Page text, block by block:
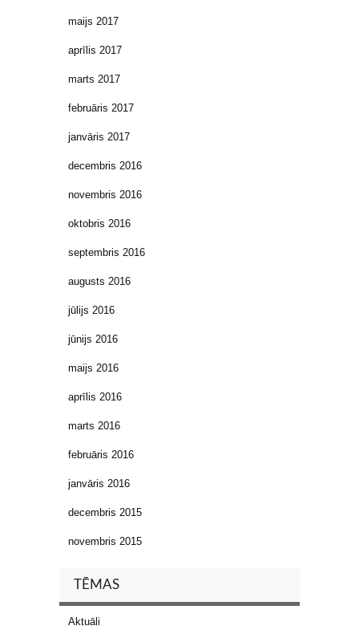
maijs 2017
aprīlis 2017
marts 2017
februāris 2017
janvāris 2017
decembris 2016
novembris 2016
oktobris 2016
septembris 2016
augusts 2016
jūlijs 2016
jūnijs 2016
maijs 2016
aprīlis 2016
marts 2016
februāris 2016
janvāris 2016
decembris 2015
novembris 2015
TĒMAS
Aktuāli